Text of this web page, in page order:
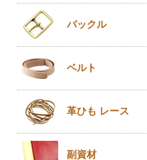
バックル
ベルト
革ひも レース
副資材